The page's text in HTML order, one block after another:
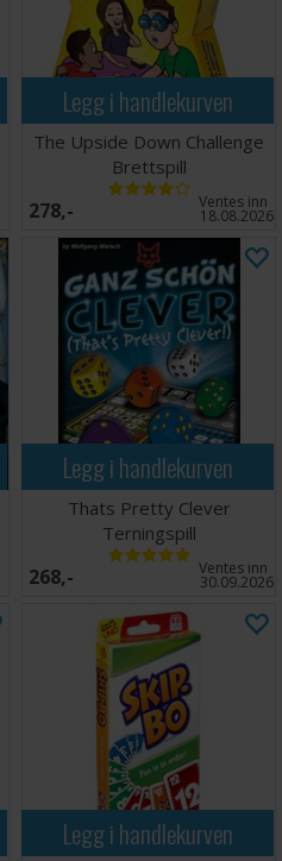
Legg i handlekurven
The Upside Down Challenge
Brettspill
278,- Ventes inn
18.08.2026
Legg i handlekurven
Thats Pretty Clever
Terningspill
268,- Ventes inn
30.09.2026
Legg i handlekurven